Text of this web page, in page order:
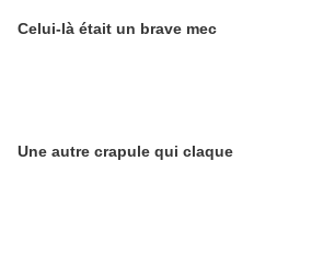
Celui-là était un brave mec
Une autre crapule qui claque